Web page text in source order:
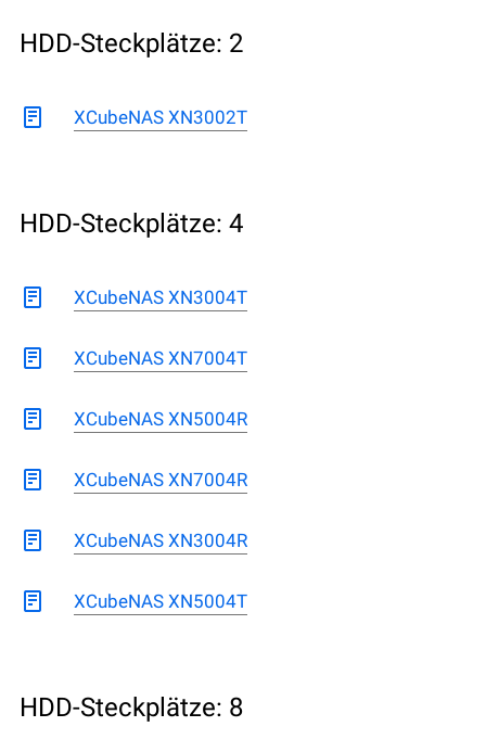
HDD-Steckplätze: 2
XCubeNAS XN3002T
HDD-Steckplätze: 4
XCubeNAS XN3004T
XCubeNAS XN7004T
XCubeNAS XN5004R
XCubeNAS XN7004R
XCubeNAS XN3004R
XCubeNAS XN5004T
HDD-Steckplätze: 8